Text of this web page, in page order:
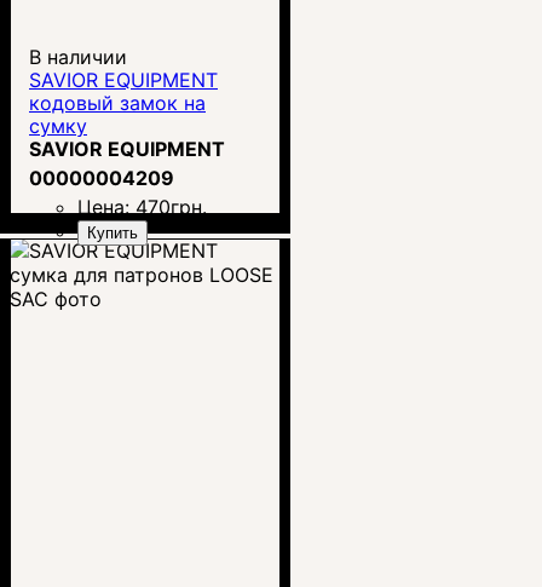
В наличии
SAVIOR EQUIPMENT
кодовый замок на
сумку
SAVIOR EQUIPMENT
00000004209
Цена: 470грн.
Купить